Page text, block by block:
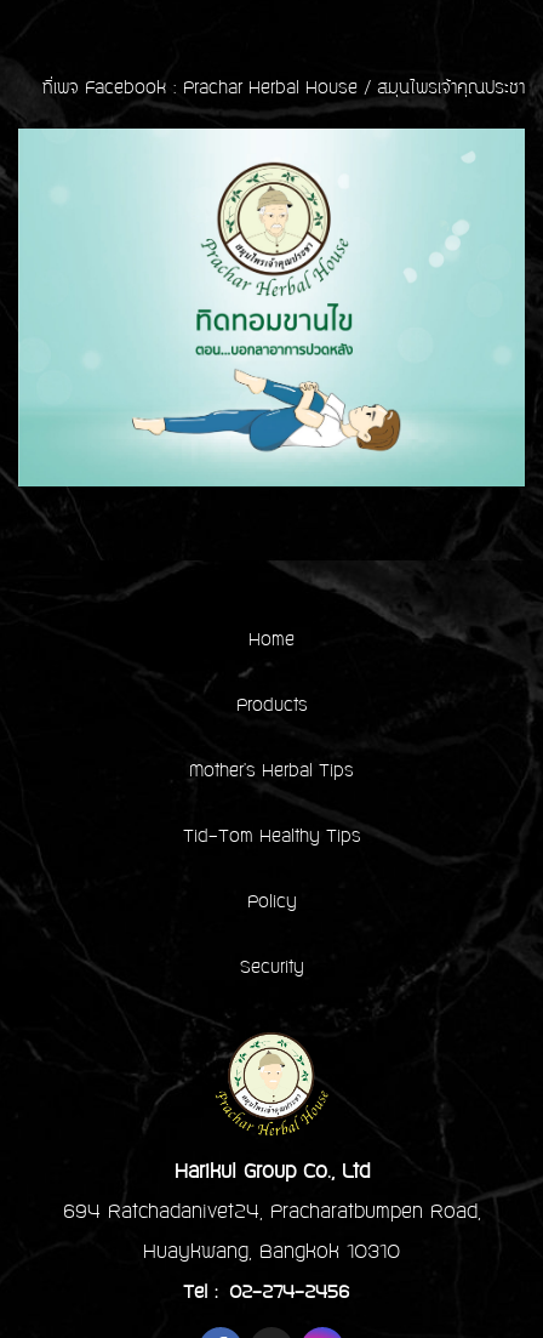
ที่เพจ Facebook : Prachar Herbal House / สมุนไพรเจ้าคุณประชา
Home
Products
Mother's Herbal Tips
Tid-Tom Healthy Tips
Policy
Security
Harikul Group Co., Ltd
694 Ratchadanivet24, Pracharatbumpen Road,
Huaykwang, Bangkok 10310
Tel : 02-274-2456